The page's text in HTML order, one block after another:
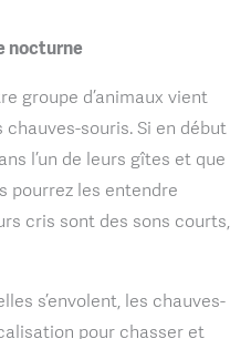
nocturne
groupe d’animaux vient
souris. Si en début
l’un de leurs gîtes et que
pourrez les entendre
cris sont des sons courts,
s’envolent, les chauves-
pour chasser et